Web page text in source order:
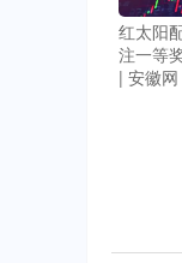
红太阳
注一等
| 安徽网